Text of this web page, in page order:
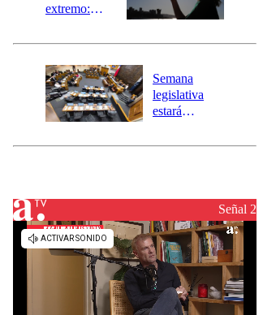
extremo:
activa Alerta
Preventiva en
tres comunas
Semana
legislativa
estará
el fin de la
reconstrucciónSeñal 2